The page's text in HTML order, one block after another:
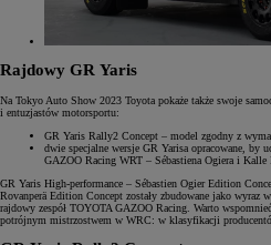
Rajdowy GR Yaris
Na Tokyo Auto Show 2023 Toyota pokaże także swoje
i entuzjastów motorsportu:
GR Yaris Rally2 Concept – model zgodny z
dwie specjalne wersje GR Yarisa opracowane, by
GAZOO Racing WRT – Sébastiena Ogiera i Kalle
GR Yaris High-performance – Sébastien Ogier Edition
Rovanperä Edition Concept zostały zbudowane jako wyraz
rajdowy zespół TOYOTA GAZOO Racing. Warto
potrójnym mistrzostwem w WRC: w klasyfikacji